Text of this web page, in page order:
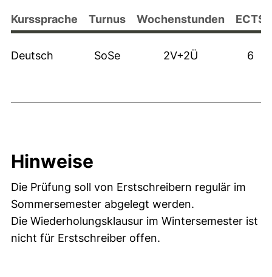
Kurssprache Turnus Wochenstunden ECTS
Deutsch SoSe 2V+2Ü 6
Hinweise
Die Prüfung soll von Erstschreibern regulär im
Sommersemester abgelegt werden.
Die Wiederholungsklausur im Wintersemester ist
nicht für Erstschreiber offen.